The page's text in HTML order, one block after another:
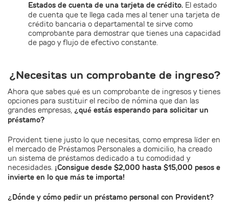
Estados de cuenta de una tarjeta de crédito. El estado
de cuenta que te llega cada mes al tener una tarjeta de
crédito bancaria o departamental te sirve como
comprobante para demostrar que tienes una capacidad
de pago y flujo de efectivo constante.
¿Necesitas un comprobante de ingreso?
Ahora que sabes qué es un comprobante de ingresos y tienes
opciones para sustituir el recibo de nómina que dan las
grandes empresas, ¿qué estás esperando para solicitar un
préstamo?
Provident tiene justo lo que necesitas, como empresa líder en
el mercado de Préstamos Personales a domicilio, ha creado
un sistema de préstamos dedicado a tu comodidad y
necesidades. ¡Consigue desde $2,000 hasta $15,000 pesos e
invierte en lo que más te importa!
¿Dónde y cómo pedir un préstamo personal con Provident?